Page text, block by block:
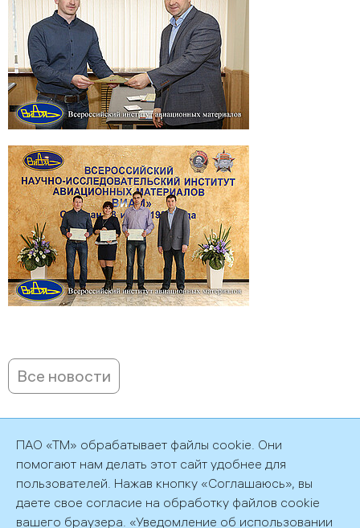
Все новости
©2026 ПАО «ТМ»
Политика обработки персональных данных
ПАО «ТМ» обрабатывает файлы cookie. Они
помогают нам делать этот сайт удобнее для
пользователей. Нажав кнопку «Соглашаюсь», вы
даете свое согласие на обработку файлов cookie
вашего браузера. «Уведомление об использовании